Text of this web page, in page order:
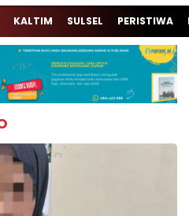
KALTIM SULSEL PERISTIWA